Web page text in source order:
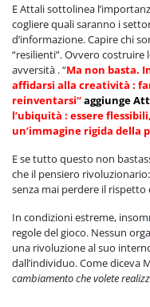
E Attali sottolinea
cogliere quali saranno i
d’informazione. Capire chi
“resilienti”. Ovvero
avversità . “Ma non basta.
affidarsi alla creatività :
reinventarsi“aggiunge
l’ubiquità : essere
un’immagine rigida della
E se tutto questo non
che il pensiero
senza mai perdere il rispetto
In condizioni estreme,
regole del gioco. Nessun
una rivoluzione al suo
dall’individuo. Come diceva
cambiamento che volete